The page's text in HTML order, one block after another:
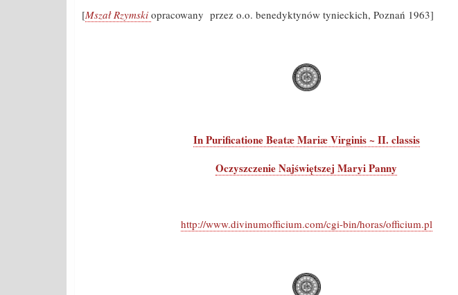
[Mszał Rzymski opracowany przez o.o. benedyktynów tynieckich, Poznań 1963]
In Purificatione Beatæ Mariæ Virginis ~ II. classis
Oczyszczenie Najświętszej Maryi Panny
http://www.divinumofficium.com/cgi-bin/horas/officium.pl